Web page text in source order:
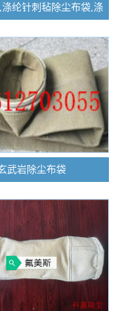
涤纶针刺毡除尘布袋,涤
武岩除尘布袋